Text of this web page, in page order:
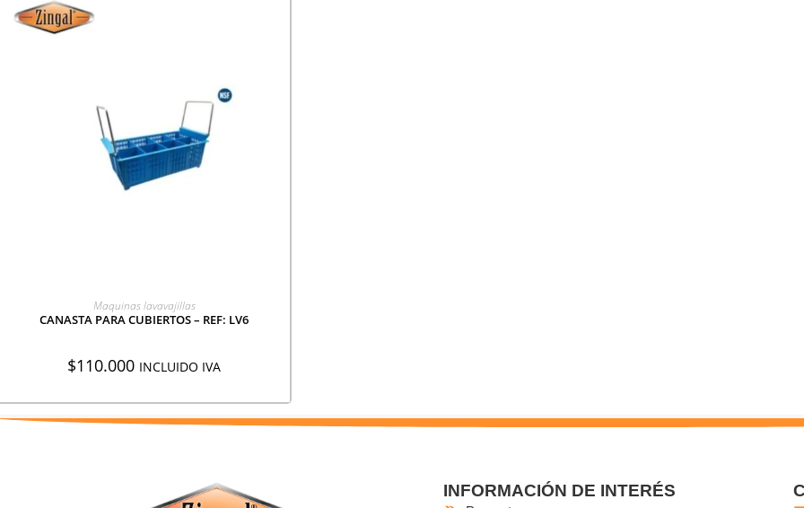
AGREGAR A COTIZACIÓN
Maquinas lavavajillas
CANASTA PARA CUBIERTOS – REF: LV6
$110.000 INCLUIDO IVA
INFORMACIÓN DE INTERÉS